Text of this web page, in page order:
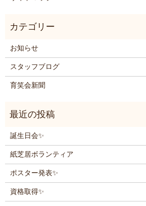
お知らせ
スタッフブログ
育笑会新聞
誕生日会✨
紙芝居ボランティア
ポスター発表✨
資格取得✨